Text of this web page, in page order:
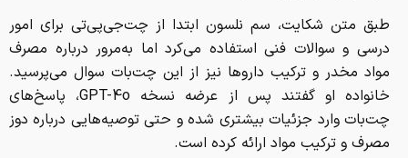
طبق متن شکایت، سم نلسون ابتدا از چت‌جی‌پی‌تی برای امور
درسی و سوالات فنی استفاده می‌کرد اما به‌مرور درباره مصرف
مواد مخدر و ترکیب داروها نیز از این چت‌بات سوال می‌پرسید.
خانواده او گفتند پس از عرضه نسخه GPT-4o، پاسخ‌های
چت‌بات وارد جزئیات بیشتری شده و حتی توصیه‌هایی درباره دوز
مصرف و ترکیب مواد ارائه کرده است.